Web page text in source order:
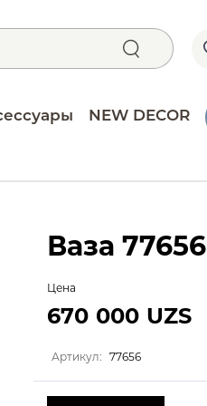
NEW DECOR
Ваза 77656
Цена
670 000 UZS
Артикул: 77656